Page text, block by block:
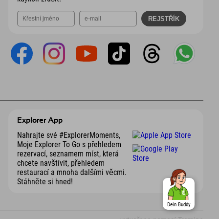
Explorer App
Nahrajte své #ExplorerMoments,
Moje Explorer To Go s přehledem
rezervací, seznamem míst, která
chcete navštívit, přehledem
restaurací a mnoha dalšími věcmi.
Stáhněte si hned!
Dein Buddy